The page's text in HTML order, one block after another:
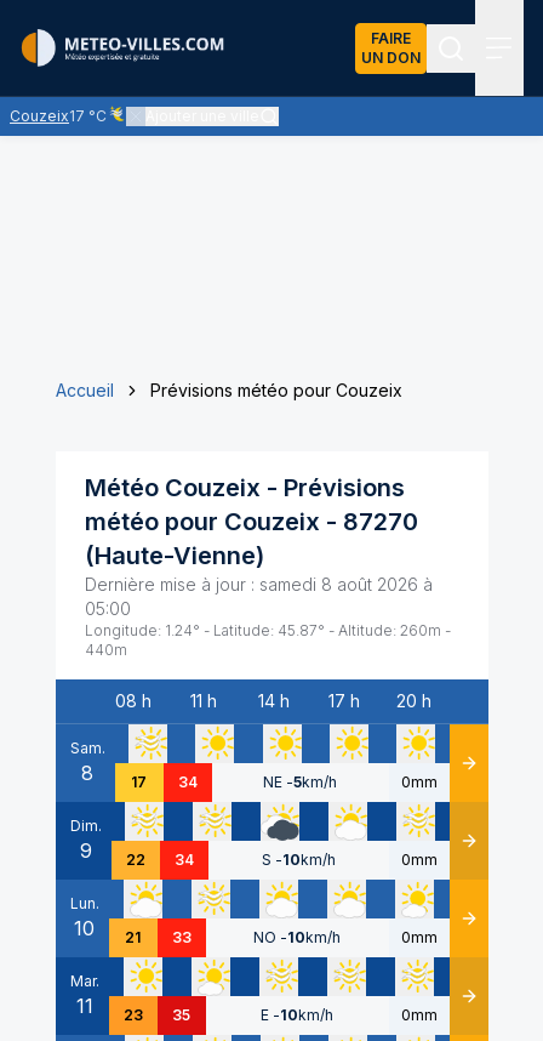
FAIRE
UN DON
Couzeix17 °C
Ciel voilé par des nuages d'altitude, ternissant plus ou
Accueil Prévisions météo pour Couzeix
Météo Couzeix - Prévisions
météo pour Couzeix - 87270
(Haute-Vienne)
Dernière mise à jour : samedi 8 août 2026 à
05:00
Longitude: 1.24° - Latitude: 45.87° - Altitude: 260m -
440m
Date
08 h 11 h 14 h 17 h 20 h
Sam.
8 17 34 NE -5km/h 0mm Détails
Dim.
9 22 34 S -10km/h 0mm Détails
Lun.
10 21 33 NO -10km/h 0mm Détails
Mar.
11 23 35 E -10km/h 0mm Détails